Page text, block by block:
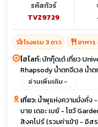
รหัสทัวร์
TVZ9729
hotel_classโรงแรม 3 ดาว restaurant อาหา
ไฮไลท์:บักกุ๊ดเต๋ เที่ยว
Rhapsody น้ำตกจีเวล น้
อ่านเพิ่มเติม
เที่ยว:น้ำพุแห่งความมั่งคั่ง
บาย เดอะ เบย์ - โชว์
สิงคโปร์ (รวมค่าเข้า) - อิส